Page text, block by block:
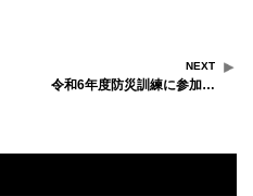
NEXT
令和6年度防災訓練に参加…